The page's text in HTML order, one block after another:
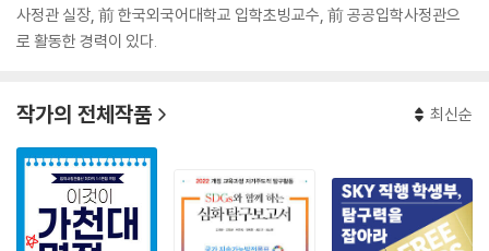
사정관 실장, 前 한국외국어대학교 입학초빙교수, 前 공공입학사정관으
로 활동한 경력이 있다.
작가의 전체작품 최신순